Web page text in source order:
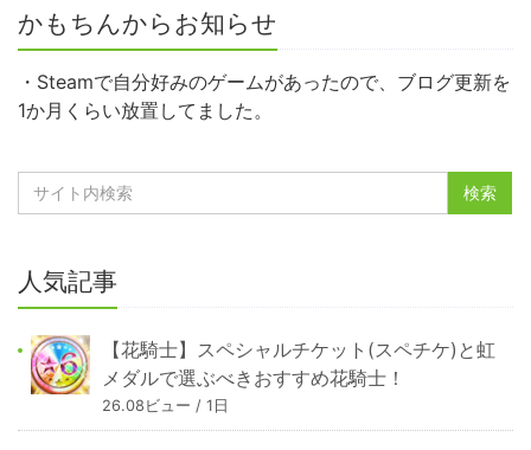
かもちんからお知らせ
・Steamで自分好みのゲームがあったので、ブログ更新を
1か月くらい放置してました。
人気記事
【花騎士】スペシャルチケット(スペチケ)と虹
メダルで選ぶべきおすすめ花騎士！
26.08ビュー / 1日